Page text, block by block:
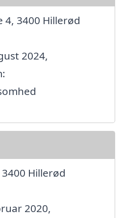
4, 3400 Hillerød
2024,
Hillerød
2020,